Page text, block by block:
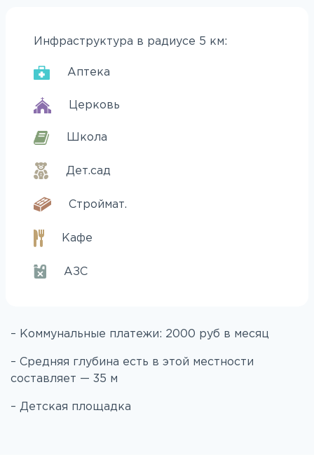
Инфраструктура в радиусе 5 км:
Аптека
Церковь
Школа
Дет.сад
Строймат.
Кафе
АЗС
– Коммунальные платежи: 2000 руб в месяц
– Средняя глубина есть в этой местности
составляет — 35 м
– Детская площадка